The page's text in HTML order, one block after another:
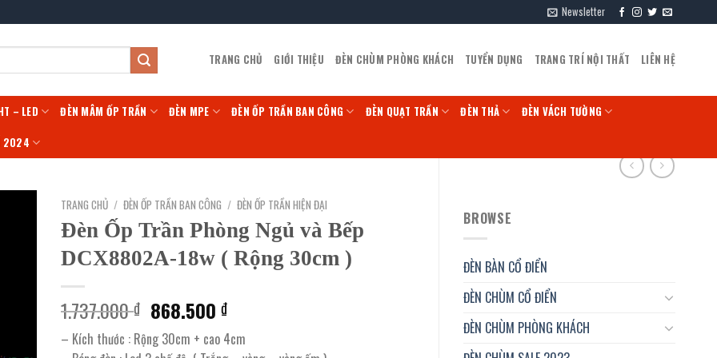
Newsletter
TRANG CHỦ GIỚI THIỆU ĐÈN CHÙM PHÒNG KHÁCH TUYỂN DỤNG TRANG TRÍ NỘI THẤT LIÊN HỆ
– LED ĐÈN MÂM ỐP TRẦN ĐÈN MPE ĐÈN ỐP TRẦN BAN CÔNG ĐÈN QUẠT TRẦN ĐÈN THẢ ĐÈN VÁCH TƯỜNG
2024
BROWSE
ĐÈN BÀN CỔ ĐIỂN
ĐÈN CHÙM CỔ ĐIỂN
ĐÈN CHÙM PHÒNG KHÁCH
TRANG CHỦ / ĐÈN ỐP TRẦN BAN CÔNG / ĐÈN ỐP TRẦN HIỆN ĐẠI
Đèn Ốp Trần Phòng Ngủ và Bếp
DCX8802A-18w ( Rộng 30cm )
1.737.000₫ Giá
gốc
là:
868.500₫Giá
hiện
tại
– Kích thước : Rộng 30cm + cao 4cm